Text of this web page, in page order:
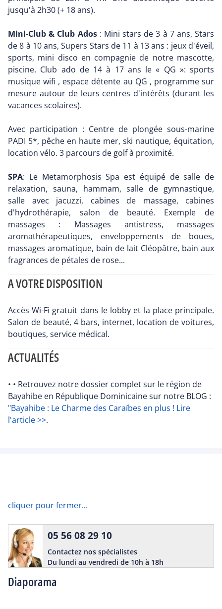
jusqu'à 2h30 (+ 18 ans).
Mini-Club & Club Ados : Mini stars de 3 à 7 ans, Stars
de 8 à 10 ans, Supers Stars de 11 à 13 ans : jeux d'éveil,
sports, mini disco en compagnie de notre mascotte,
piscine. Club ado de 14 à 17 ans le « QG »: sports
musique wifi , espace détente au QG , programme sur
mesure autour de leurs centres d'intérêts (durant les
vacances scolaires).
Avec participation : Centre de plongée sous-marine
PADI 5*, pêche en haute mer, ski nautique, équitation,
location vélo. 3 parcours de golf à proximité.
SPA: Le Metamorphosis Spa est équipé de salle de
relaxation, sauna, hammam, salle de gymnastique,
salle avec jacuzzi, cabines de massage, cabines
d'hydrothérapie, salon de beauté. Exemple de
massages : Massages antistress, massages
aromathérapeutiques, enveloppements de boues,
massages aromatique, bain de lait Cléopâtre, bain aux
fragrances de pétales de rose...
A VOTRE DISPOSITION
Accès Wi-Fi gratuit dans le lobby et la place principale.
Salon de beauté, 4 bars, internet, location de voitures,
boutiques, service médical.
ACTUALITÉS
• • Retrouvez notre dossier complet sur le région de
Bayahibe en République Dominicaine sur notre BLOG :
"Bayahibe : Le Charme des Caraïbes en plus ! Lire
l'article >>.
cliquer pour fermer...
Diaporama
05 56 08 29 10
Contactez nos spécialistes
Du lundi au vendredi de 10h à 18h